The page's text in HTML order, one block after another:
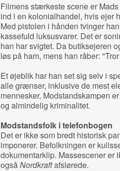
Filmens stærkeste scene er
ind i en kolonialhandel, hvis ejer
Med pistolen i hånden tvinger
kassefuld luksusvarer. Det er
han har svigtet. Da butiksejeren
løs på ham, mens han råber:
Et øjeblik har han set sig selv i
alle grænser, inklusive de mest
mennesker. Modstandskampen
og almindelig kriminalitet.
Modstandsfolk i telefonbogen
Det er ikke som bredt historisk
imponerer. Befolkningen er
dokumentarklip. Massescener er
ogsåNordkraftafslørede.